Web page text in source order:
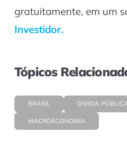
gratuitamente, em um
Investidor.
Tópicos
BRASIL DÍVIDA
MACROECONOMIA